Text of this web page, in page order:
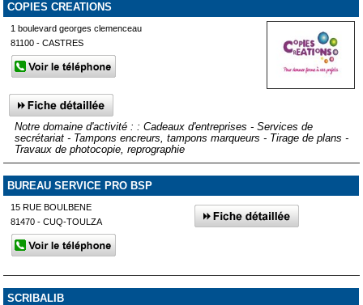
COPIES CREATIONS
1 boulevard georges clemenceau
81100 - CASTRES
Notre domaine d'activité : : Cadeaux d'entreprises - Services de
secrétariat - Tampons encreurs, tampons marqueurs - Tirage de plans -
Travaux de photocopie, reprographie
BUREAU SERVICE PRO BSP
15 RUE BOULBENE
81470 - CUQ-TOULZA
SCRIBALIB